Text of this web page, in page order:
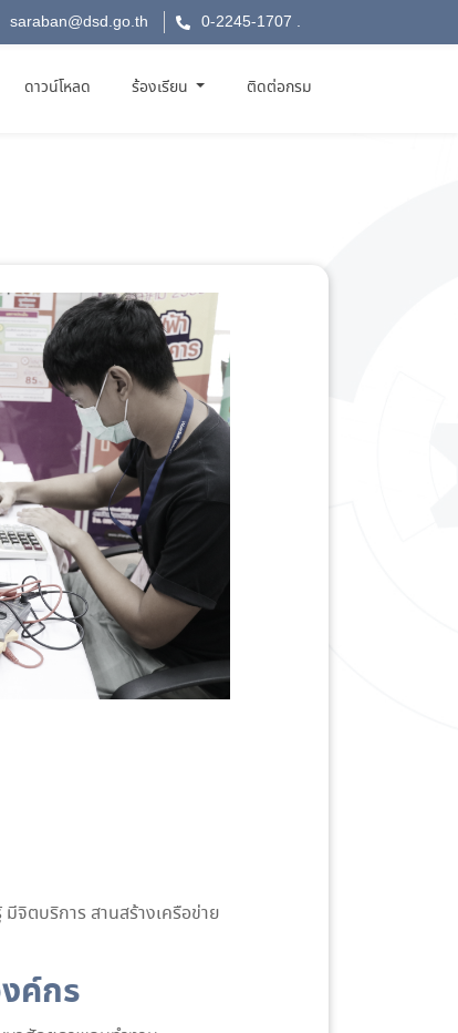
saraban@dsd.go.th 0-2245-1707 .
ดาวน์โหลด ร้องเรียน ติดต่อกรม
จิตบริการ สานสร้างเครือข่าย
ค์กร